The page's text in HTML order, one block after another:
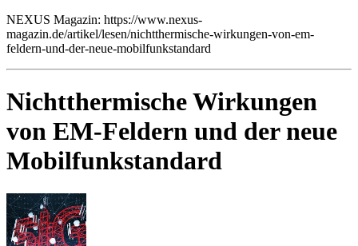
NEXUS Magazin: https://www.nexus-
magazin.de/artikel/lesen/nichtthermische-wirkungen-von-em-
feldern-und-der-neue-mobilfunkstandard
Nichtthermische Wirkungen
von EM-Feldern und der neue
Mobilfunkstandard